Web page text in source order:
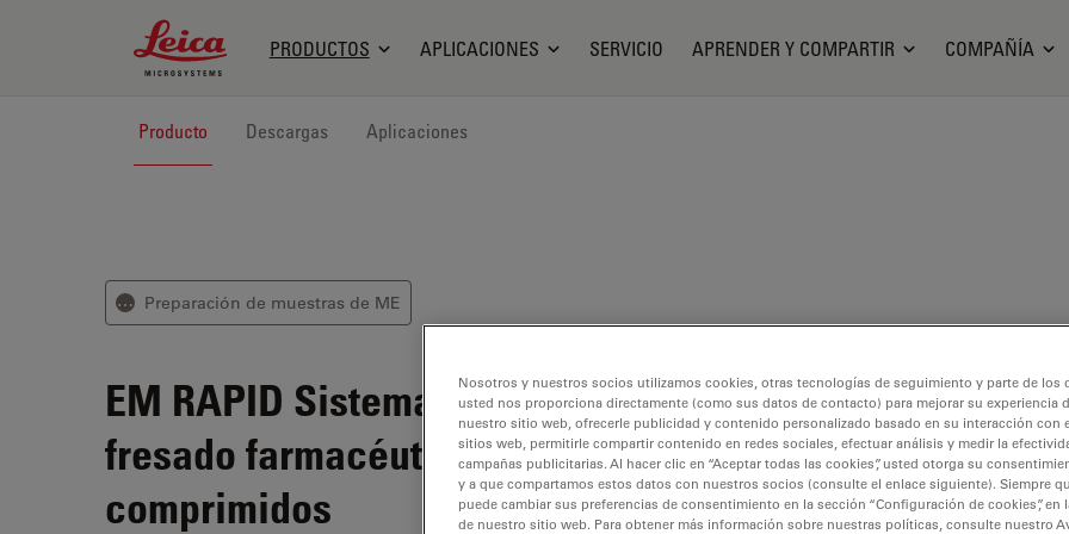
Leica Microsystems Logo
PRODUCTOS APLICACIONES SERVICIO APRENDER Y COMPARTIR COMPAÑÍA
Producto Descargas Aplicaciones
⋯ Preparación de muestras de ME
EM RAPID Sistema de
fresado farmacéutico de
comprimidos
Nosotros y nuestros socios utilizamos cookies, otras tecnologías de seguimiento y parte de los
usted nos proporciona directamente (como sus datos de contacto) para mejorar su experiencia
nuestro sitio web, ofrecerle publicidad y contenido personalizado basado en su interacción con
sitios web, permitirle compartir contenido en redes sociales, efectuar análisis y medir la
campañas publicitarias. Al hacer clic en “Aceptar todas las cookies”, usted otorga su
y a que compartamos estos datos con nuestros socios (consulte el enlace siguiente). Siempre
puede cambiar sus preferencias de consentimiento en la sección “Configuración de cookies”, en
de nuestro sitio web. Para obtener más información sobre nuestras políticas, consulte nuestro